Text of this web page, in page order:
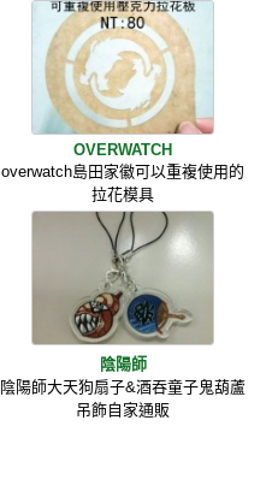
OVERWATCH
overwatch島田家徽可以重複使用的
拉花模具
陰陽師
陰陽師大天狗扇子&酒吞童子鬼葫蘆
吊飾自家通販